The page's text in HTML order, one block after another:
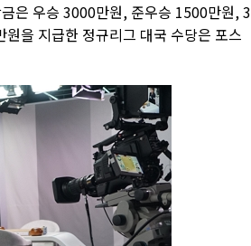
은 우승 3000만원, 준우승 1500만원, 3
을 지급한 정규리그 대국 수당은 포스